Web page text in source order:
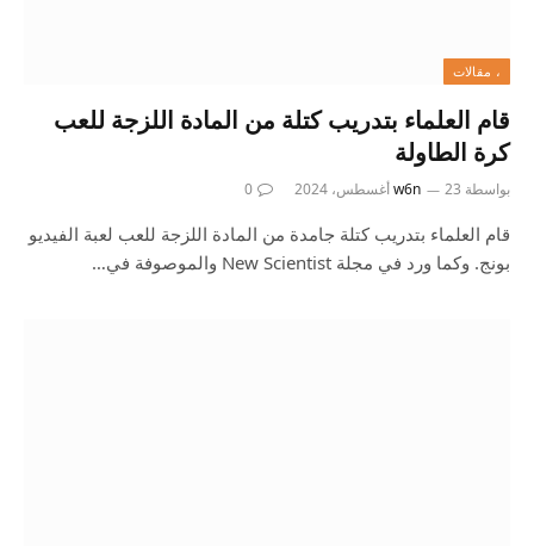
، مقالات
قام العلماء بتدريب كتلة من المادة اللزجة للعب
كرة الطاولة
بواسطة w6n 23 أغسطس، 2024 0
قام العلماء بتدريب كتلة جامدة من المادة اللزجة للعب لعبة الفيديو
بونج. وكما ورد في مجلة New Scientist والموصوفة في…